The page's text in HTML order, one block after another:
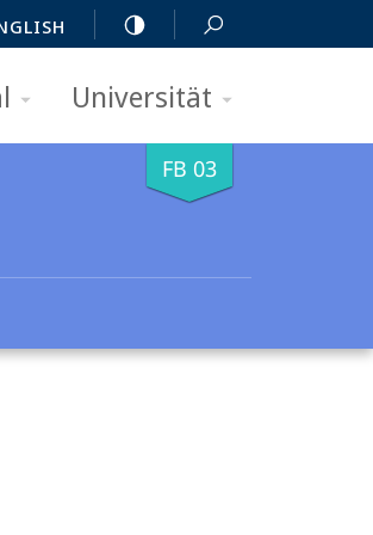
Universität
FB 03